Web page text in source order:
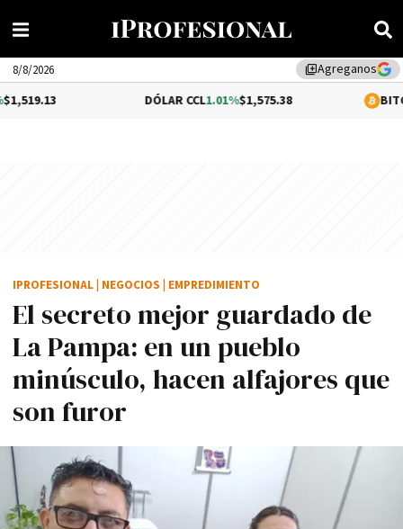
library_addAgreganos
8/8/2026
1.01%$1,575.38 0.48%
El secreto mejor guardado de
La Pampa: en un pueblo
minúsculo, hacen alfajores que
son furor
IPROFESIONAL NEGOCIOS EMPREDIMIENTO